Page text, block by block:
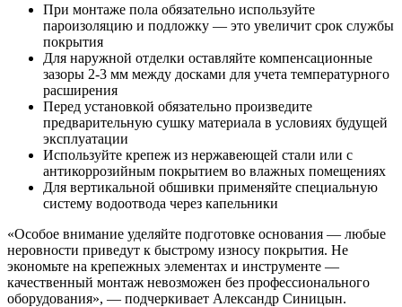
При монтаже пола обязательно используйте
пароизоляцию и подложку — это увеличит срок службы
покрытия
Для наружной отделки оставляйте компенсационные
зазоры 2-3 мм между досками для учета температурного
расширения
Перед установкой обязательно произведите
предварительную сушку материала в условиях будущей
эксплуатации
Используйте крепеж из нержавеющей стали или с
антикоррозийным покрытием во влажных помещениях
Для вертикальной обшивки применяйте специальную
систему водоотвода через капельники
«Особое внимание уделяйте подготовке основания — любые
неровности приведут к быстрому износу покрытия. Не
экономьте на крепежных элементах и инструменте —
качественный монтаж невозможен без профессионального
оборудования», — подчеркивает Александр Синицын.